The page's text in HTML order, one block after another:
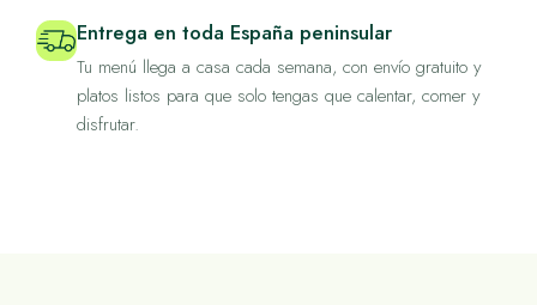
Entrega en toda España peninsular
Tu menú llega a casa cada semana, con envío gratuito y
platos listos para que solo tengas que calentar, comer y
disfrutar.